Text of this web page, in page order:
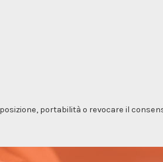
portabilità o revocare il